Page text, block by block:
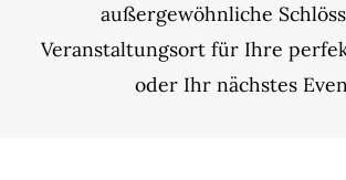
außergewöhnliche
Veranstaltungsort für Ihre
oder Ihr nächstes